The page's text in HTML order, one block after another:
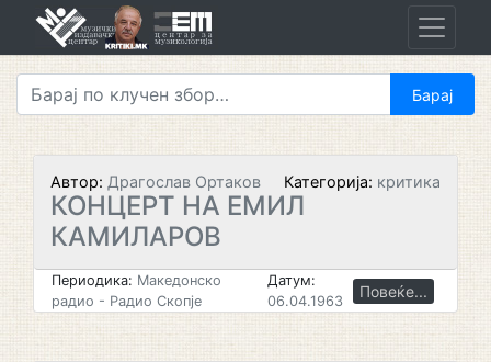
Автор: Драгослав Ортаков Категорија: критика
КОНЦЕРТ НА ЕМИЛ
КАМИЛАРОВ
Периодика: Македонско
радио - Радио Скопје
Датум:
06.04.1963
Повеќе...